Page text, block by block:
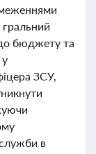
бюджету та
ЗСУ,
в